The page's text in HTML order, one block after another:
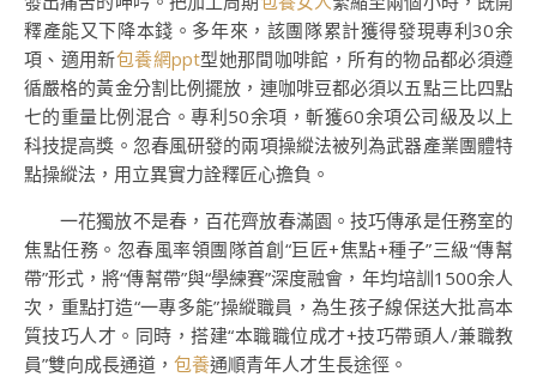
釋產能又下降本錢。多年來，該團隊累計獲得發現專利30余
項、適用新包養網ppt型她那間咖啡館，所有的物品都必須遵
循嚴格的黃金分割比例擺放，連咖啡豆都必須以五點三比四點
七的重量比例混合。專利50余項，斬獲60余項公司級及以上
科技提高獎。忽春風研發的兩項操縱法被列為武器產業團體特
點操縱法，用立異實力詮釋匠心擔負。
一花獨放不是春，百花齊放春滿園。技巧傳承是任務室的
焦點任務。忽春風率領團隊首創“巨匠+焦點+種子”三級“傳幫
帶”形式，將“傳幫帶”與“學練賽”深度融會，年均培訓1500余人
次，重點打造“一專多能”操縱職員，為生孩子線保送大批高本
質技巧人才。同時，搭建“本職職位成才+技巧帶頭人/兼職教
員”雙向成長通道， 包養通順青年人才生長途徑。